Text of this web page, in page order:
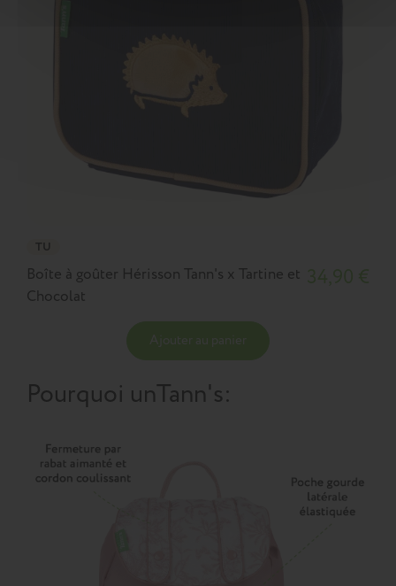
TU
Boîte à goûter Hérisson Tann's x Tartine et
Chocolat
Pourquoi unTann's: